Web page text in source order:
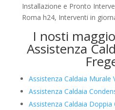
Installazione e Pronto
Roma h24, Interventi in
I nosti
Assistenza
Assistenza Caldaia Murale
Assistenza Caldaia
Assistenza Caldaia